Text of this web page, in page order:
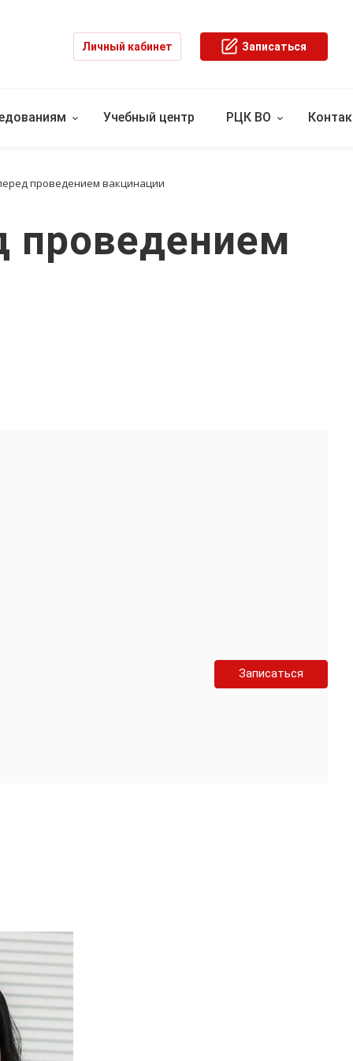
Личный кабинет Записаться
Учебный центр РЦК ВО
проведением вакцинации
проведением
Записаться